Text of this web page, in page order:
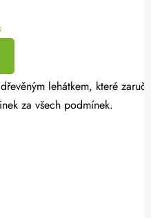
lehátkem, které
za všech podmínek.